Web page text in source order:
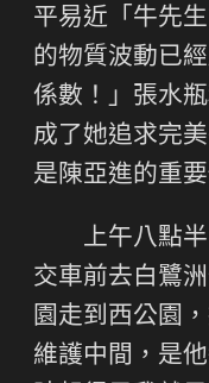
平易近「牛先
的物質波動已
係數！」張水
成了她追求完
是陳亞進的重
上午八點
交車前去白鷺
園走到西公園
維護中間，是